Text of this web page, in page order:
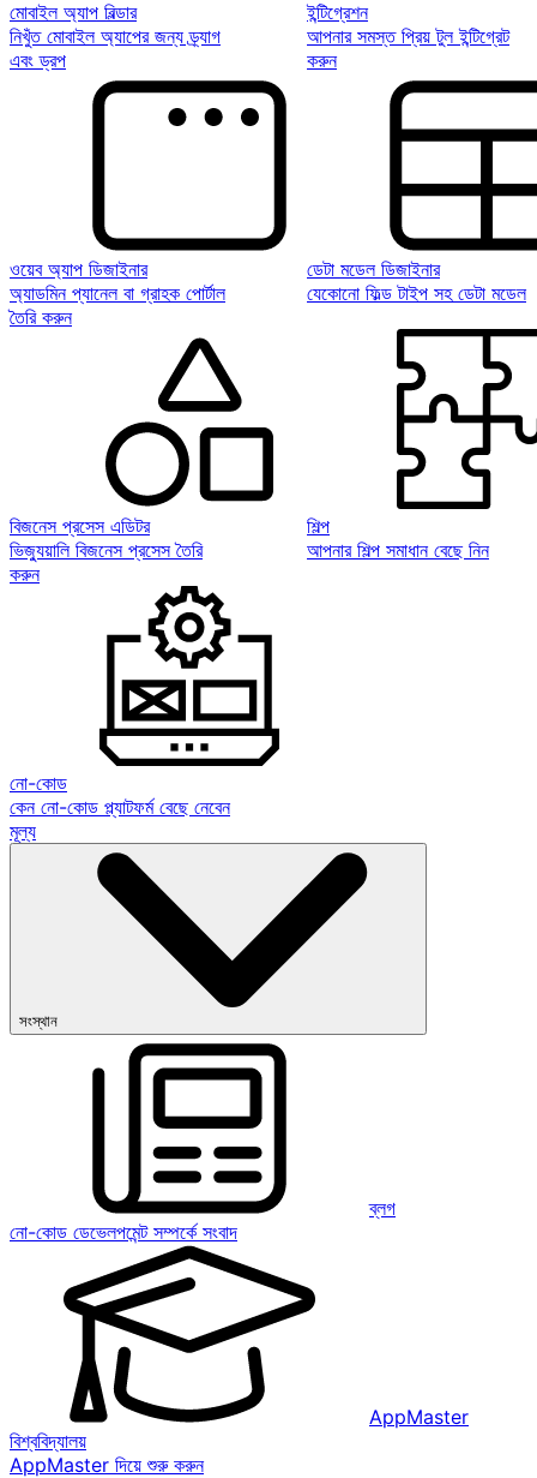
মোবাইল অ্যাপ বিল্ডার
নিখুঁত মোবাইল অ্যাপের জন্য ড্র্যাগ
এবং ড্রপ
ইন্টিগ্রেশন
আপনার সমস্ত প্রিয় টুল ইন্টিগ্রেট
করুন
ওয়েব অ্যাপ ডিজাইনার
অ্যাডমিন প্যানেল বা গ্রাহক পোর্টাল
তৈরি করুন
ডেটা মডেল ডিজাইনার
যেকোনো ফিল্ড টাইপ সহ ডেটা মডেল
বিজনেস প্রসেস এডিটর
ভিজ্যুয়ালি বিজনেস প্রসেস তৈরি
করুন
শিল্প
আপনার শিল্প সমাধান বেছে নিন
নো-কোড
কেন নো-কোড প্ল্যাটফর্ম বেছে নেবেন
মূল্য
সংস্থান
ব্লগ
নো-কোড ডেভেলপমেন্ট সম্পর্কে সংবাদ
AppMaster
বিশ্ববিদ্যালয়
AppMaster দিয়ে শুরু করুন